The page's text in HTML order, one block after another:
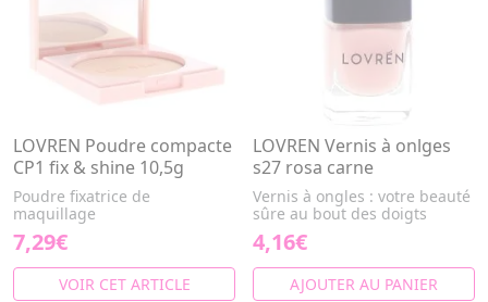
LOVREN Poudre compacte
CP1 fix & shine 10,5g
Poudre fixatrice de
maquillage
7,29€
VOIR CET ARTICLE
LOVREN Vernis à onlges
s27 rosa carne
Vernis à ongles : votre beauté
sûre au bout des doigts
4,16€
AJOUTER AU PANIER